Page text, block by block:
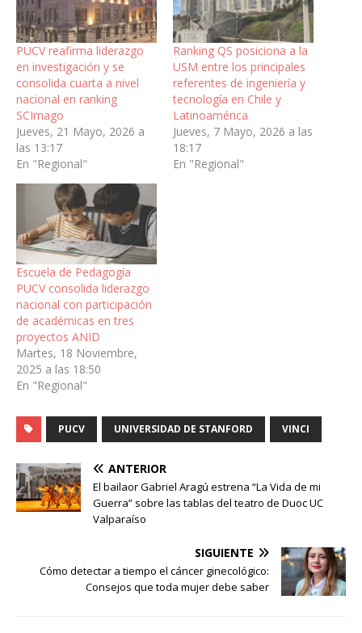
PUCV reafirma liderazgo
en investigación y se
consolida cuarta a nivel
nacional en ranking
SCImago
Jueves, 21 Mayo, 2026 a
las 13:17
En "Regional"
Ranking QS posiciona a la
USM entre los principales
referentes de ingeniería y
tecnología en Chile y
Latinoamérica
Jueves, 7 Mayo, 2026 a las
18:17
En "Regional"
Escuela de Pedagogía
PUCV consolida liderazgo
nacional con participación
de académicas en tres
proyectos ANID
Martes, 18 Noviembre,
2025 a las 18:50
En "Regional"
PUCV UNIVERSIDAD DE STANFORD VINCI
ANTERIOR
El bailaor Gabriel Aragú estrena “La Vida de mi
Guerra” sobre las tablas del teatro de Duoc UC
Valparaíso
SIGUIENTE
Cómo detectar a tiempo el cáncer ginecológico:
Consejos que toda mujer debe saber